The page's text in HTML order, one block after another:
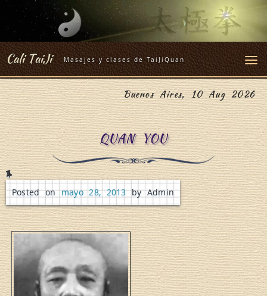
Skip
Cali TaiJi Masajes y clases de TaiJiQuan
Buenos Aires, 10 Aug 2026
QUAN YOU
Posted onmayo 28, 2013by Admin